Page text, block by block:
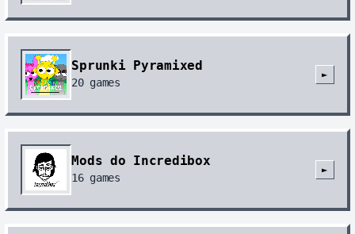
Sprunki Pyramixed
20games
►
Mods do Incredibox
16games
►